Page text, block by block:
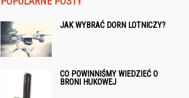
JAK WYBRAĆ DORN LOTNICZY?
CO POWINNIŚMY WIEDZIEĆ O
BRONI HUKOWEJ